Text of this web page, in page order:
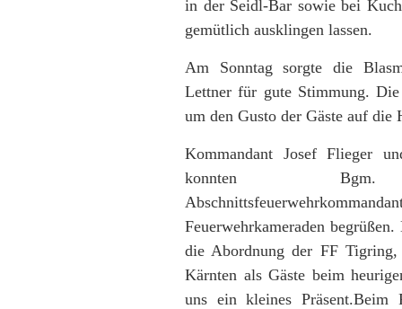
in der Seidl-Bar sowie bei
gemütlich ausklingen lassen.
Am Sonntag sorgte die
Lettner für gute Stimmung.
um den Gusto der Gäste auf
Kommandant Josef Flieger
konnten
Feuerwehrkameraden
die Abordnung der FF
Kärnten als Gäste beim
uns ein kleines Präsent.Beim